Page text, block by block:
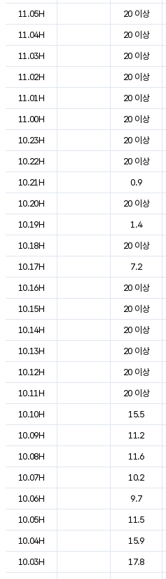
11.05H
20 이상
11.04H
20 이상
11.03H
20 이상
11.02H
20 이상
11.01H
20 이상
11.00H
20 이상
10.23H
20 이상
10.22H
20 이상
10.21H
0.9
10.20H
20 이상
10.19H
1.4
10.18H
20 이상
10.17H
7.2
10.16H
20 이상
10.15H
20 이상
10.14H
20 이상
10.13H
20 이상
10.12H
20 이상
10.11H
20 이상
10.10H
15.5
10.09H
11.2
10.08H
11.6
10.07H
10.2
10.06H
9.7
10.05H
11.5
10.04H
15.9
10.03H
17.8